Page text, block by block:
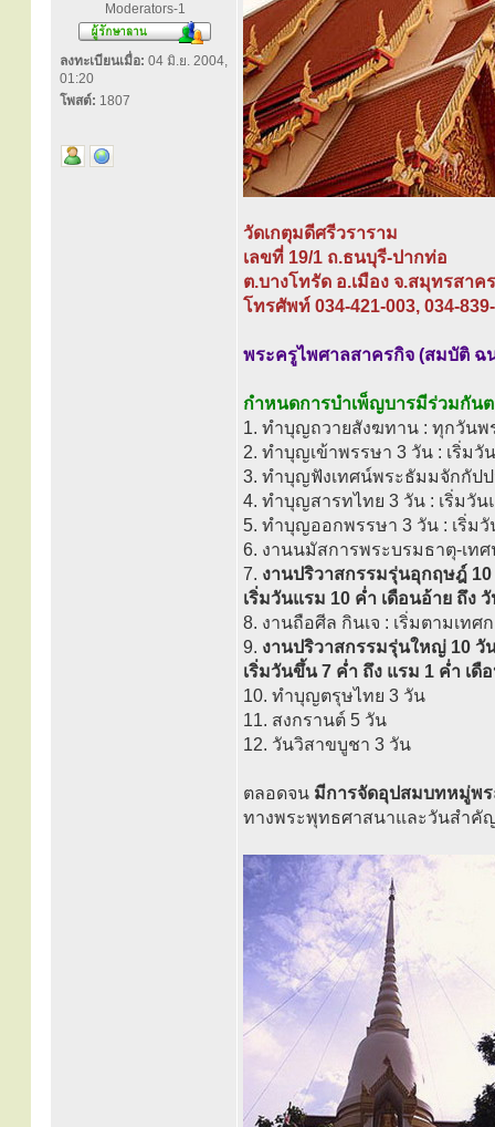
Moderators-1
ลงทะเบียนเมื่อ: 04 มิ.ย. 2004,
01:20
โพสต์: 1807
วัดเกตุมดีศรีวราราม
เลขที่ 19/1 ถ.ธนบุรี-ปากท่อ
ต.บางโทรัด อ.เมือง จ.สมุทรสาค
โทรศัพท์ 034-421-003, 034-
พระครูไพศาลสาครกิจ (สมบัติ ฉ
กำหนดการบำเพ็ญบารมีร่วมกัน
1. ทำบุญถวายสังฆทาน : ทุกวันพ
2. ทำบุญเข้าพรรษา 3 วัน : เริ่มวั
3. ทำบุญฟังเทศน์พระธัมมจักกัปป
4. ทำบุญสารทไทย 3 วัน : เริ่มวัน
5. ทำบุญออกพรรษา 3 วัน : เริ่ม
6. งานนมัสการพระบรมธาตุ-เท
7. งานปริวาสกรรมรุ่นอุกฤษฎ์ 10
เริ่มวันแรม 10 ค่ำ เดือนอ้าย ถึง
8. งานถือศีล กินเจ : เริ่มตามเทศ
9. งานปริวาสกรรมรุ่นใหญ่ 10 วั
เริ่มวันขึ้น 7 ค่ำ ถึง แรม 1 ค่ำ เ
10. ทำบุญตรุษไทย 3 วัน
11. สงกรานต์ 5 วัน
12. วันวิสาขบูชา 3 วัน
ตลอดจน มีการจัดอุปสมบทหมู่พ
ทางพระพุทธศาสนาและวันสำคั